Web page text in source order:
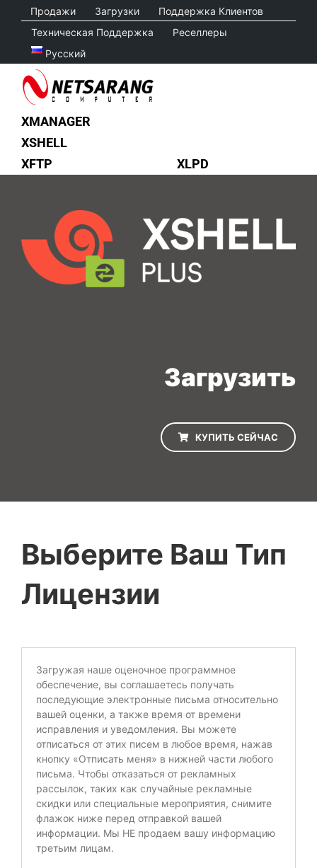
content
Продажи Загрузки
Поддержка Клиентов
Техническая Поддержка
Реселлеры
Русский
XMANAGER
XSHELL
XFTP
XLPD
Загрузить
КУПИТЬ СЕЙЧАС
Выберите Ваш Тип
Лицензии
Загружая наше оценочное программное
обеспечение, вы соглашаетесь получать
последующие электронные письма относительно
вашей оценки, а также время от времени
исправления и уведомления. Вы можете
отписаться от этих писем в любое время, нажав
кнопку «Отписать меня» в нижней части любого
письма. Чтобы отказаться от рекламных
рассылок, таких как случайные рекламные
скидки или специальные мероприятия, снимите
флажок ниже перед отправкой вашей
информации. Мы НЕ продаем вашу информацию
третьим лицам.